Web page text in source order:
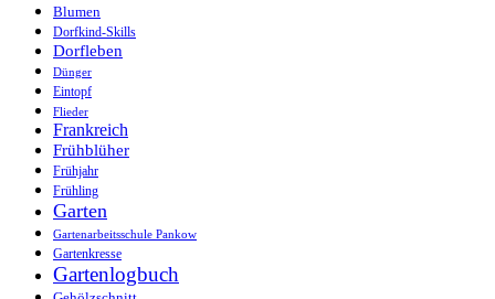
Blumen
Dorfkind-Skills
Dorfleben
Dünger
Eintopf
Flieder
Frankreich
Frühblüher
Frühjahr
Frühling
Garten
Gartenarbeitsschule Pankow
Gartenkresse
Gartenlogbuch